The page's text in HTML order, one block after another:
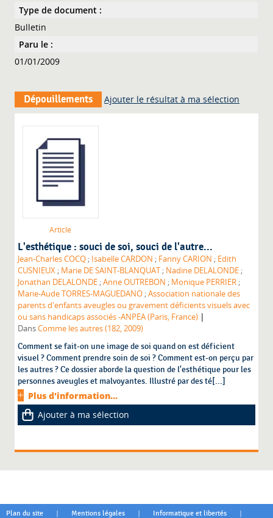
Type de document :
Bulletin
Paru le :
01/01/2009
Dépouillements Ajouter le résultat à ma sélection
Article
L'esthétique : souci de soi, souci de l'autre...
Jean-Charles COCQ ; Isabelle CARDON ; Fanny CARION ; Edith
CUSNIEUX ; Marie DE SAINT-BLANQUAT ; Nadine DELALONDE ;
Jonathan DELALONDE ;Anne OUTREBON ; Monique PERRIER ;
Marie-Aude TORRES-MAGUEDANO ;Association nationale des
parents d'enfants aveugles ou gravement déficients visuels avec
ou sans handicaps associés -ANPEA (Paris, France) |
DansComme les autres (182, 2009)
Comment se fait-on une image de soi quand on est déficient
visuel ? Comment prendre soin de soi ? Comment est-on perçu par
les autres ? Ce dossier aborde la question de l'esthétique pour les
personnes aveugles et malvoyantes. Illustré par des té[...]
Plus d'information...
Ajouter à ma sélection
Plan du site | Mentions légales | Informatique et libertés |